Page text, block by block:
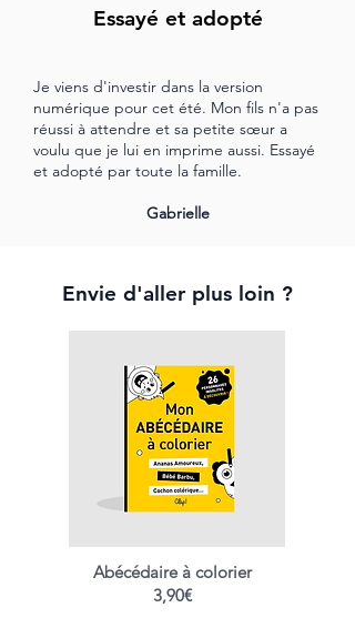
Essayé et adopté
Je viens d'investir dans la version
numérique pour cet été. Mon fils n'a pas
réussi à attendre et sa petite sœur a
voulu que je lui en imprime aussi. Essayé
et adopté par toute la famille.
Gabrielle
Envie d'aller plus loin ?
Abécédaire à colorier
3,90€